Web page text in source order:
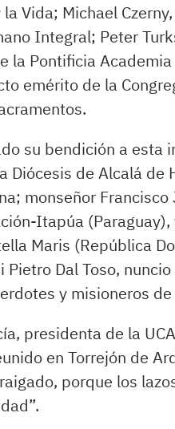
la Vida; Michael
Integral; Peter
la Pontificia
emérito de la
su bendición a
Diócesis de Alcalá de
monseñor
Itapúa
Maris (República
Pietro Dal Toso,
y misioneros
presidenta de la
en Torrejón de
porque los